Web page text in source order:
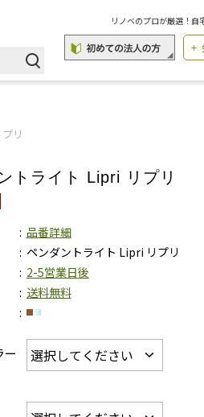
リノベのプロが厳選！
リ
トライト Lipri リプリ
品番詳細
ペンダントライト Lipri リプリ
2-5営業日後
送料無料
ー